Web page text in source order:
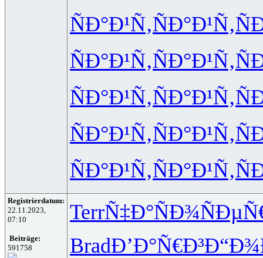
ÑÐ°Ð¹Ñ‚ÑÐ°Ð¹Ñ‚
ÑÐ°Ð¹Ñ‚ÑÐ°Ð¹Ñ‚
ÑÐ°Ð¹Ñ‚ÑÐ°Ð¹Ñ‚
ÑÐ°Ð¹Ñ‚ÑÐ°Ð¹Ñ‚
ÑÐ°Ð¹Ñ‚ÑÐ°Ð¹Ñ‚
Registrierdatum:
22.11.2023,
07:10
Beiträge:
591758
TerrÑ‡Ð°ÑÐ¾
BradÐ’Ð°Ñ€Ð³